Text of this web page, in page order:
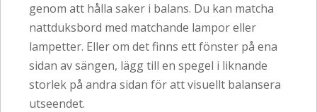
genom att hålla saker i balans. Du kan matcha
nattduksbord med matchande lampor eller
lampetter. Eller om det finns ett fönster på ena
sidan av sängen, lägg till en spegel i liknande
storlek på andra sidan för att visuellt balansera
utseendet.